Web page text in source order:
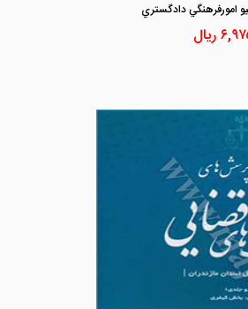
امورفرهنگي دادگستري
ریال